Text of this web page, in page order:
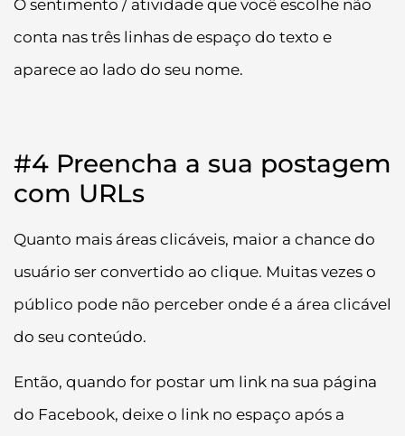
O sentimento / atividade que você escolhe não
conta nas três linhas de espaço do texto e
aparece ao lado do seu nome.
#4 Preencha a sua postagem
com URLs
Quanto mais áreas clicáveis, maior a chance do
usuário ser convertido ao clique. Muitas vezes o
público pode não perceber onde é a área clicável
do seu conteúdo.
Então, quando for postar um link na sua página
do Facebook, deixe o link no espaço após a